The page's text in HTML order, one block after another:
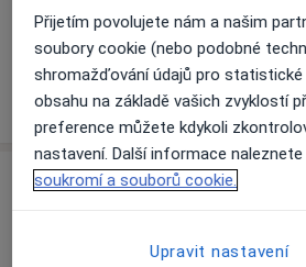
Informace o službách a cenách
Tento specialista ještě
svých
Adresa
Msgr. B. Staška 265, Domažlice
Přijetím povolujete nám a našim
soubory cookie (nebo podobné
shromažďování údajů pro
obsahu na základě vašich zvyklostí
preference můžete kdykoli
nastavení. Další informace naleznete
soukromí a souborů cookie.
Upravit nastavení